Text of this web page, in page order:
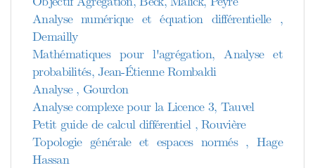
Analyse numérique et équation différentielle ,
Demailly
Mathématiques pour l'agrégation, Analyse et
probabilités, Jean-Étienne Rombaldi
Analyse , Gourdon
Analyse complexe pour la Licence 3, Tauvel
Petit guide de calcul différentiel , Rouvière
Topologie générale et espaces normés , Hage
Hassan